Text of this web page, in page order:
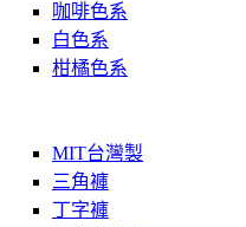
咖啡色系
白色系
柑橘色系
MIT台灣製
三角褲
丁字褲